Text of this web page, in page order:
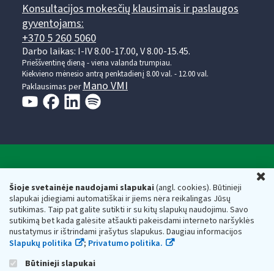
Šioje svetainėje naudojami slapukai(angl. cookies). Būtinieji
slapukai įdiegiami automatiškai ir jiems nėra reikalingas Jūsų
sutikimas. Taip pat galite sutikti ir su kitų slapukų naudojimu. Savo
sutikimą bet kada galėsite atšaukti pakeisdami interneto naršyklės
nustatymus ir ištrindami įrašytus slapukus. Daugiau informacijos
Slapukų politika
; Privatumo politika.
Būtinieji slapukai
Konsultacijos mokesčių klausimais ir paslaugos
gyventojams:
+370 5 260 5060
Darbo laikas: I-IV 8.00-17.00, V 8.00-15.45.
Prieššventinę dieną - viena valanda trumpiau.
Kiekvieno mėnesio antrą penktadienį 8.00 val. - 12.00 val.
Paklausimas per Mano VMI
Respublikos finansų ministerijos
Biudžetinė įstaiga. Juridinio asmens kodas — 188659752,
adresas: Vasario 16-osios g. 14, 01107 Vilnius, Lietuva, el.paštas:
vmi@vmi.lt, E. pristatymo dėžutės adresas 188659752
Duomenys apie Valstybinę mokesčių inspekciją prie Lietuvos
Respublikos finansų ministerijos kaupiami ir saugomi Juridinių